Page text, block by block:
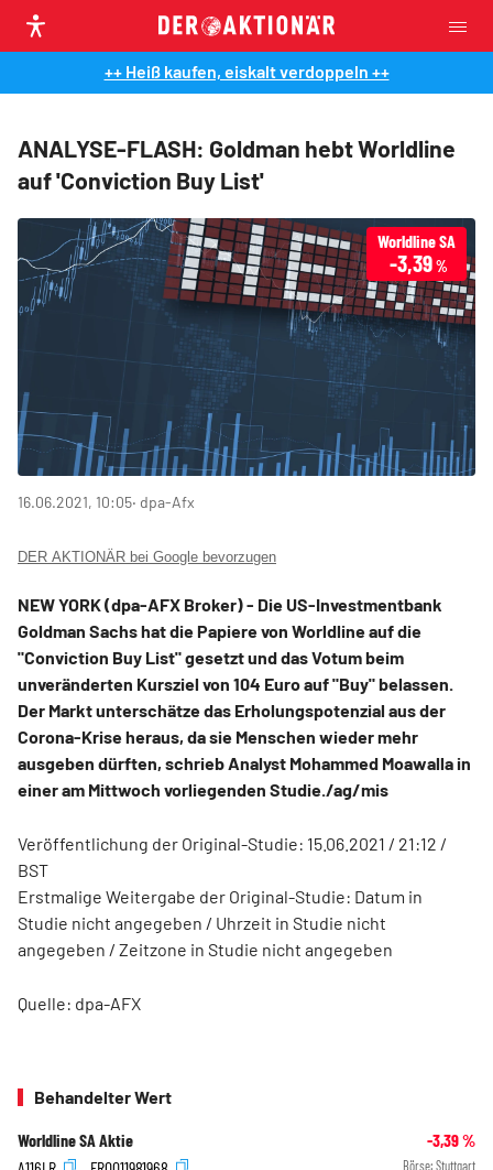
++ Heiß kaufen, eiskalt verdoppeln ++
ANALYSE-FLASH: Goldman hebt Worldline
auf 'Conviction Buy List'
Worldline SA
-3,39%
16.06.2021, 10:05‧ dpa-Afx
DER AKTIONÄR bei Google bevorzugen
NEW YORK (dpa-AFX Broker) - Die US-Investmentbank
Goldman Sachs hat die Papiere von Worldline auf die
"Conviction Buy List" gesetzt und das Votum beim
unveränderten Kursziel von 104 Euro auf "Buy" belassen.
Der Markt unterschätze das Erholungspotenzial aus der
Corona-Krise heraus, da sie Menschen wieder mehr
ausgeben dürften, schrieb Analyst Mohammed Moawalla in
einer am Mittwoch vorliegenden Studie./ag/mis
Veröffentlichung der Original-Studie: 15.06.2021 / 21:12 /
BST
Erstmalige Weitergabe der Original-Studie: Datum in
Studie nicht angegeben / Uhrzeit in Studie nicht
angegeben / Zeitzone in Studie nicht angegeben
Quelle: dpa-AFX
Behandelter Wert
Worldline SA Aktie -3,39%
Börse: Stuttgart